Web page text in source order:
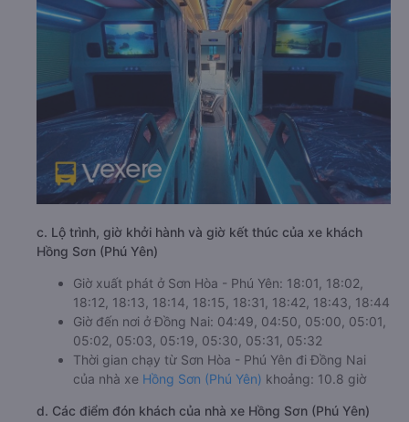
c. Lộ trình, giờ khởi hành và giờ kết thúc của xe khách
Hồng Sơn (Phú Yên)
Giờ xuất phát ở Sơn Hòa - Phú Yên: 18:01, 18:02,
18:12, 18:13, 18:14, 18:15, 18:31, 18:42, 18:43, 18:44
Giờ đến nơi ở Đồng Nai: 04:49, 04:50, 05:00, 05:01,
05:02, 05:03, 05:19, 05:30, 05:31, 05:32
Thời gian chạy từ Sơn Hòa - Phú Yên đi Đồng Nai
của nhà xe Hồng Sơn (Phú Yên) khoảng: 10.8 giờ
d. Các điểm đón khách của nhà xe Hồng Sơn (Phú Yên)